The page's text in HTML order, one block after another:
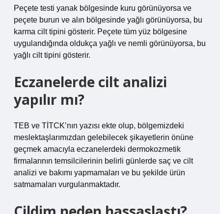
Peçete testi yanak bölgesinde kuru görünüyorsa ve
peçete burun ve alın bölgesinde yağlı görünüyorsa, bu
karma cilt tipini gösterir. Peçete tüm yüz bölgesine
uygulandığında oldukça yağlı ve nemli görünüyorsa, bu
yağlı cilt tipini gösterir.
Eczanelerde cilt analizi
yapılır mı?
TEB ve TİTCK’nın yazısı ekte olup, bölgemizdeki
meslektaşlarımızdan gelebilecek şikayetlerin önüne
geçmek amacıyla eczanelerdeki dermokozmetik
firmalarının temsilcilerinin belirli günlerde saç ve cilt
analizi ve bakımı yapmamaları ve bu şekilde ürün
satmamaları vurgulanmaktadır.